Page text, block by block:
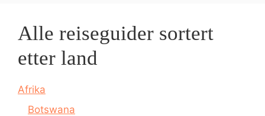
Alle reiseguider sortert
etter land
Afrika
Botswana